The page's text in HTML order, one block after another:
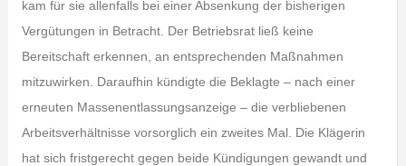
kam für sie allenfalls bei einer Absenkung der bisherigen
Vergütungen in Betracht. Der Betriebsrat ließ keine
Bereitschaft erkennen, an entsprechenden Maßnahmen
mitzuwirken. Daraufhin kündigte die Beklagte – nach einer
erneuten Massenentlassungsanzeige – die verbliebenen
Arbeitsverhältnisse vorsorglich ein zweites Mal. Die Klägerin
hat sich fristgerecht gegen beide Kündigungen gewandt und